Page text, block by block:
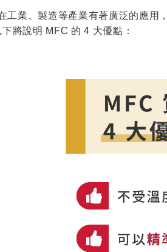
工業、製造等產業有著廣泛的應用
將說明 MFC 的 4 大優點：